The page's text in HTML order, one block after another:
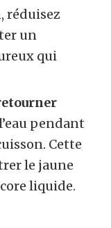
réduisez
un
qui
pendant
Cette
le jaune
liquide.